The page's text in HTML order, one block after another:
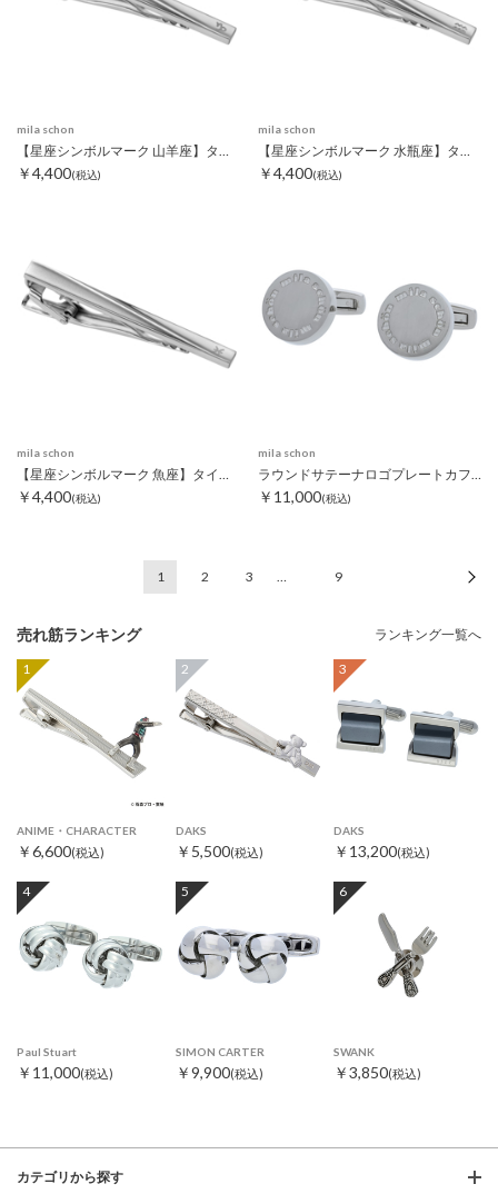
mila schon
￥4,400(税込)
mila schon
￥4,400(税込)
mila schon
【星座シンボルマーク 魚座】タイピン
￥4,400(税込)
mila schon
ラウンドサテーナロゴプレートカフス シルバー
￥11,000(税込)
1 2 3 … 9
売れ筋ランキング ランキング一覧へ
1
ANIME・CHARACTER
￥6,600(税込)
2
DAKS
￥5,500(税込)
3
DAKS
￥13,200(税込)
4
Paul Stuart
￥11,000(税込)
5
SIMON CARTER
￥9,900(税込)
6
SWANK
￥3,850(税込)
カテゴリから探す